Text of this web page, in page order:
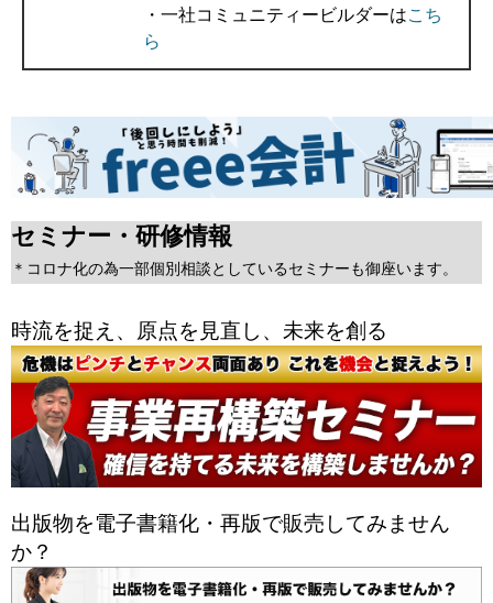
・一社コミュニティービルダーはこち
ら
セミナー・研修情報
＊コロナ化の為一部個別相談としているセミナーも御座います。
時流を捉え、原点を見直し、未来を創る
出版物を電子書籍化・再版で販売してみません
か？